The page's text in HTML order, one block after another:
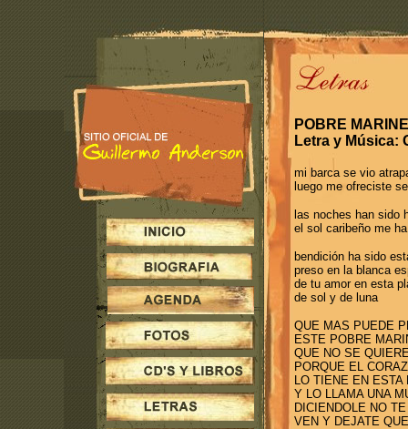
POBRE
Letra y Música:
mi barca se vio
luego me ofreciste
las noches han sido
el sol caribeño me
bendición ha sido
preso en la blanca
de tu amor en esta
de sol y de luna
QUE MAS PUEDE
ESTE POBRE
QUE NO SE
PORQUE EL
LO TIENE EN ESTA
Y LO LLAMA UNA
DICIENDOLE NO
VEN Y DEJATE